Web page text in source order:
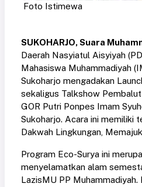
Foto Istimewa
SUKOHARJO, Suara
Daerah Nasyiatul Aisyiyah
Mahasiswa Muhammadiyah
Sukoharjo mengadakan
sekaligus Talkshow
GOR Putri Ponpes Imam
Sukoharjo. Acara ini memiliki
Dakwah Lingkungan,
Program Eco-Surya ini
menyelamatkan alam
LazisMU PP Muhammadiyah.